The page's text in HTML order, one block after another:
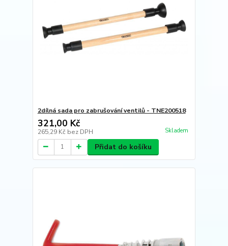
2dílná sada pro zabrušování ventilů - TNE200518
321,00 Kč
265,29 Kč bez DPH Skladem
Přidat do košíku